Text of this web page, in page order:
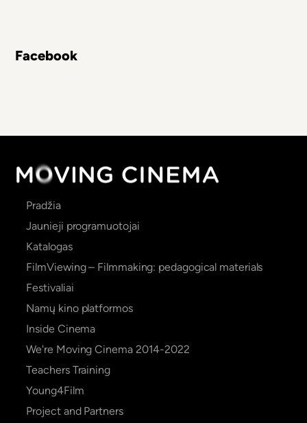
Facebook
Main
navigation
Pradžia
Jaunieji programuotojai
Katalogas
FilmViewing – Filmmaking: pedagogical materials
Festivaliai
Namų kino platformos
Inside Cinema
We're Moving Cinema 2014-2022
Teachers Training
Young4Film
Project and Partners